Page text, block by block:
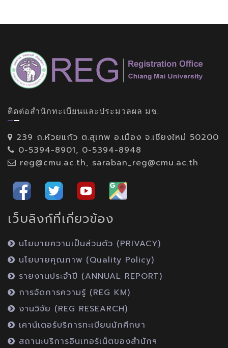
ติดต่อสำนักทะเบียนและประมวลผล มช.
239 ถ.ห้วยแก้ว ต.สุเทพ อ.เมือง จ.เชียงใหม่ 50200
0-5394-8901, 0-5394-8948
reg@cmu.ac.th, saraban_reg@cmu.ac.th
เว็บลิงก์ที่เกี่ยวข้อง
นโยบายความเป็นส่วนตัว (PRIVACY)
นโยบายคุณภาพ (Quality Policy)
รายงานประจำปี (ANNUAL REPORT)
การจัดการความรู้ (REG KM)
งานวิจัย (REG RESEARCH)
เคาน์เตอร์บริการทะเบียนนักศึกษา
สถานะบริการอินเทอร์เน็ตของสำนักฯ